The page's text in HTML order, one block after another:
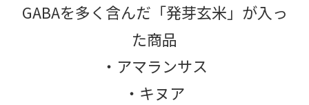
GABAを多く含んだ「発芽玄米」が入っ
た商品
・アマランサス
・キヌア